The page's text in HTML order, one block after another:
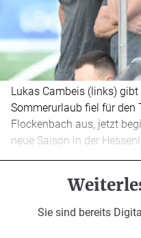
Lukas Cambeis (links) gibt
Sommerurlaub fiel für den
Flockenbach aus, jetzt
neue Saison in der
Sie sind bereits